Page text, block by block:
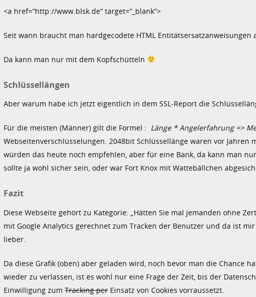
<a href=“http://www.blsk.de“ target=“_blank“>
Seit wann braucht man hardgecodete HTML Entitätsersatzanweisungen
Da kann man nur mit dem Kopfschütteln
Schlüssellängen
Aber warum habe ich jetzt eigentlich in dem SSL-Report die
Für die meisten (Männer) gilt die Formel : Länge * Angelerfahrung =>
Webseitenverschlüsselungen. 2048bit Schlüssellänge waren vor
würden das heute noch empfehlen, aber für eine Bank, da kann man
sollte ja wohl sicher sein, oder war Fort Knox mit Wattebällchen
Fazit
Diese Webseite gehört zu Kategorie: „Hätten Sie mal jemanden ohne
mit Google Analytics gerechnet zum Tracken der Benutzer und da ist
lieber.
Da diese Grafik (oben) aber geladen wird, noch bevor man die Chance
wieder zu verlassen, ist es wohl nur eine Frage der Zeit, bis der
Einwilligung zum Tracking per Einsatz von Cookies vorraussetzt.